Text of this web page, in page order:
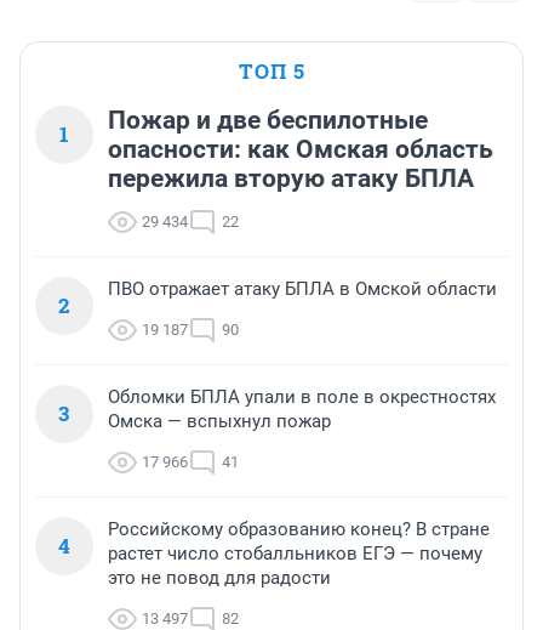
ТОП 5
1
Пожар и две беспилотные
опасности: как Омская область
пережила вторую атаку БПЛА
29 434 22
2
ПВО отражает атаку БПЛА в Омской области
19 187 90
3
Обломки БПЛА упали в поле в окрестностях
Омска — вспыхнул пожар
17 966 41
4
Российскому образованию конец? В стране
растет число стобалльников ЕГЭ — почему
это не повод для радости
13 497 82